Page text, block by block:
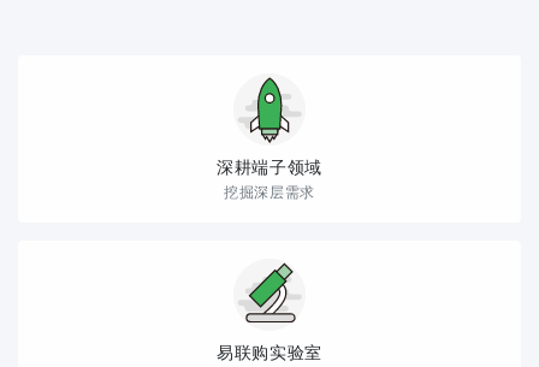
深耕端子领域
挖掘深层需求
易联购实验室